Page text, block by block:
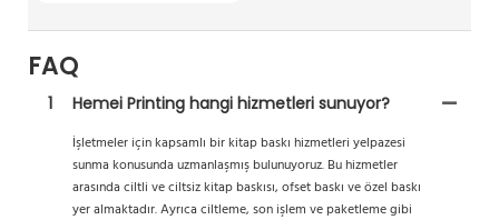
FAQ
1
Hemei Printing hangi hizmetleri sunuyor?
İşletmeler için kapsamlı bir kitap baskı hizmetleri yelpazesi
sunma konusunda uzmanlaşmış bulunuyoruz. Bu hizmetler
arasında ciltli ve ciltsiz kitap baskısı, ofset baskı ve özel baskı
yer almaktadır. Ayrıca ciltleme, son işlem ve paketleme gibi